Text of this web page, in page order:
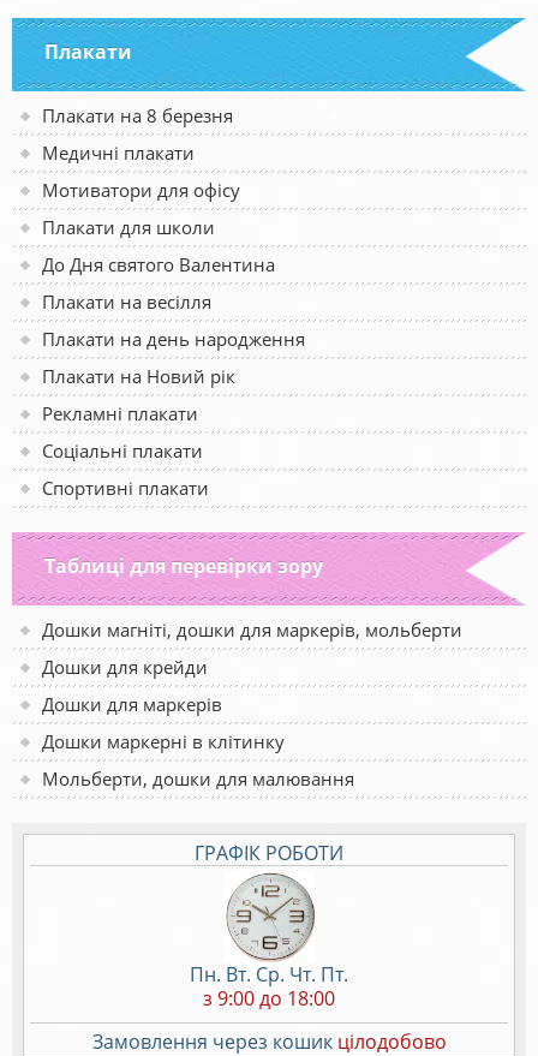
Плакати
Плакати на 8 березня
Медичні плакати
Мотиватори для офісу
Плакати для школи
До Дня святого Валентина
Плакати на весілля
Плакати на день народження
Плакати на Новий рік
Рекламні плакати
Соціальні плакати
Спортивні плакати
Таблиці для перевірки зору
Дошки магніті, дошки для маркерів, мольберти
Дошки для крейди
Дошки для маркерів
Дошки маркерні в клітинку
Мольберти, дошки для малювання
ГРАФІК РОБОТИ
Пн. Вт. Ср. Чт. Пт.
з 9:00 до 18:00
Замовлення через кошик цілодобово